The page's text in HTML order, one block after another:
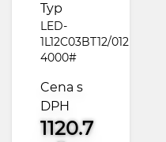
Typ
LED-
1L12C03BT12/012
4000#
Cena s
DPH
1120.7